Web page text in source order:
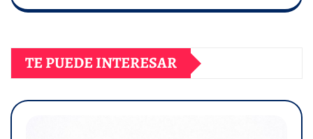
TE PUEDE INTERESAR